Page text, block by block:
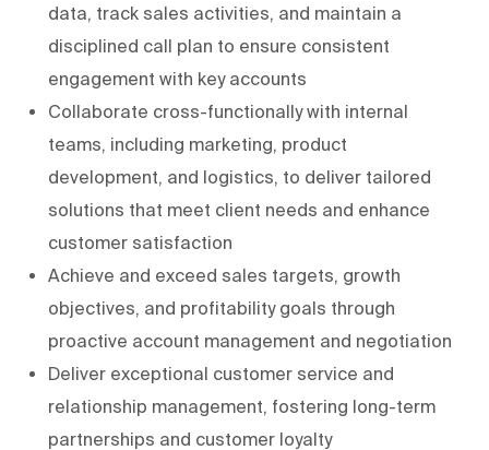
data, track sales activities, and maintain a
disciplined call plan to ensure consistent
engagement with key accounts
Collaborate cross-functionally with internal
teams, including marketing, product
development, and logistics, to deliver tailored
solutions that meet client needs and enhance
customer satisfaction
Achieve and exceed sales targets, growth
objectives, and profitability goals through
proactive account management and negotiation
Deliver exceptional customer service and
relationship management, fostering long-term
partnerships and customer loyalty